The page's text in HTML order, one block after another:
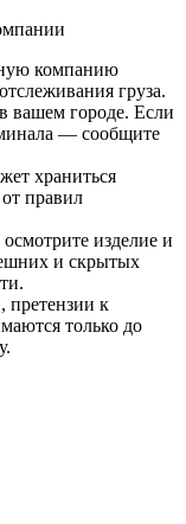
компанию
груза.
вашем городе. Если
— сообщите
храниться
правил
изделие и
и скрытых
претензии к
только до